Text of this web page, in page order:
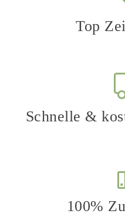
Produktseite
Top
Schnelle &
100%